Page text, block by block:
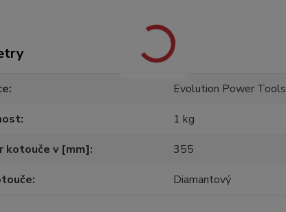
Evolution Power Tools
1 kg
kotouče v [mm]
355
Diamantový